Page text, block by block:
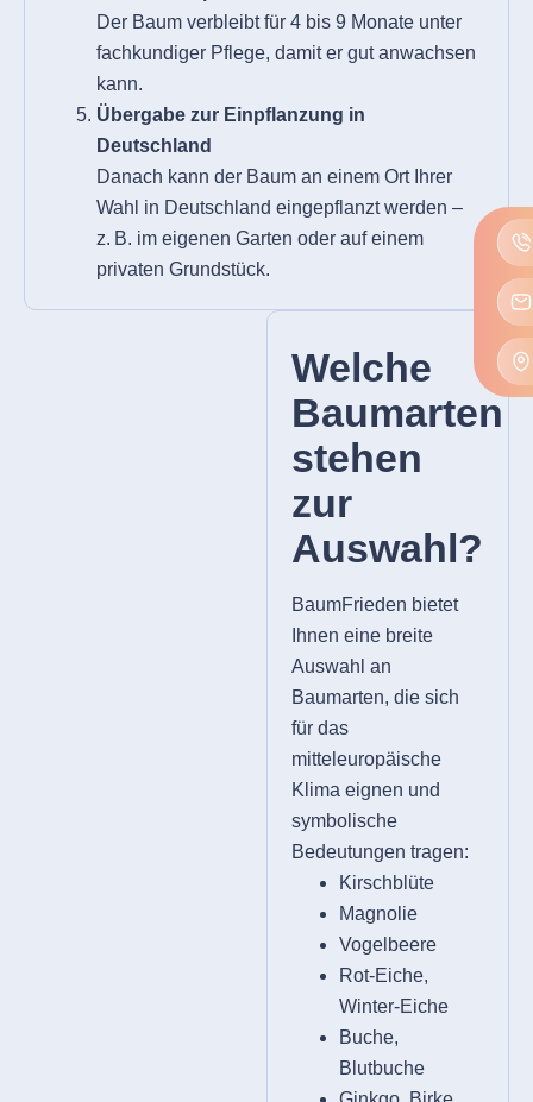
Der Baum verbleibt für 4 bis 9 Monate unter
fachkundiger Pflege, damit er gut anwachsen
kann.
Übergabe zur Einpflanzung in
Deutschland
Danach kann der Baum an einem Ort Ihrer
Wahl in Deutschland eingepflanzt werden –
z. B. im eigenen Garten oder auf einem
privaten Grundstück.
Welche
Baumarten
stehen
zur
Auswahl?
BaumFrieden bietet
Ihnen eine breite
Auswahl an
Baumarten, die sich
für das
mitteleuropäische
Klima eignen und
symbolische
Bedeutungen tragen:
Kirschblüte
Magnolie
Vogelbeere
Rot-Eiche,
Winter-Eiche
Buche,
Blutbuche